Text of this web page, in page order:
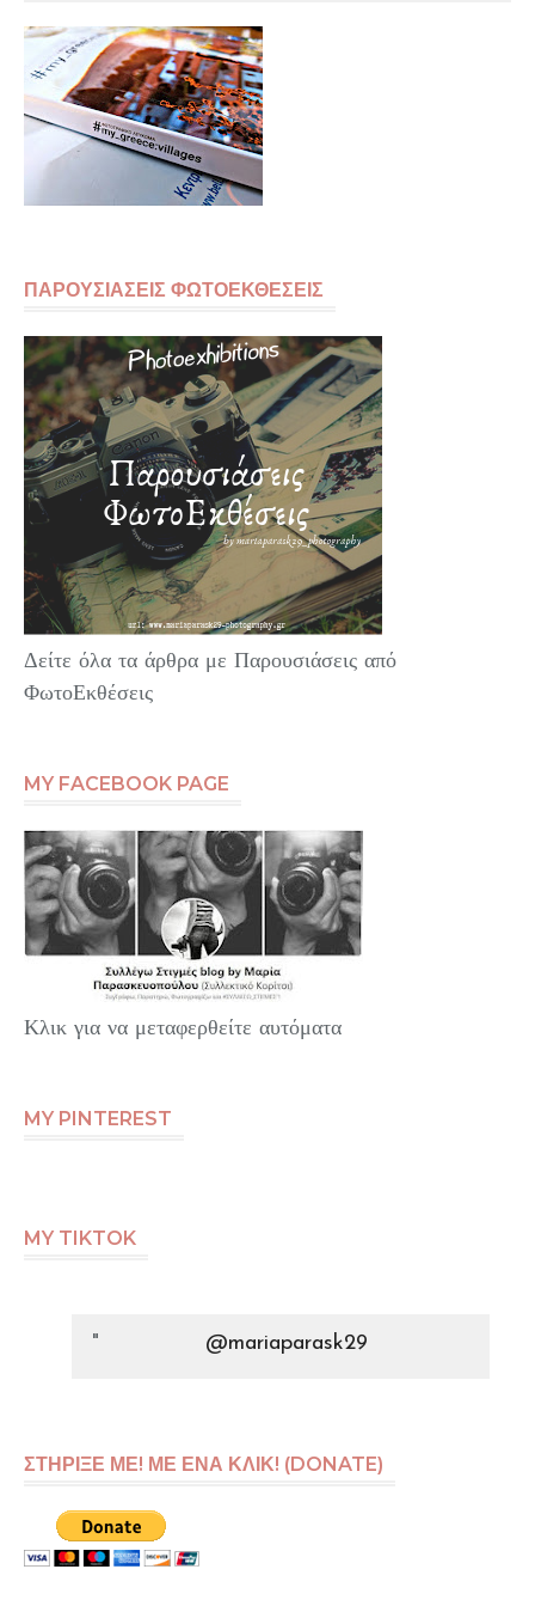
ΠΑΡΟΥΣΙΑΣΕΙΣ ΦΩΤΟΕΚΘΕΣΕΙΣ
Δείτε όλα τα άρθρα με Παρουσιάσεις από
ΦωτοΕκθέσεις
MY FACEBOOK PAGE
Κλικ για να μεταφερθείτε αυτόματα
MY PINTEREST
MY TIKTOK
@mariaparask29
ΣΤΗΡΙΞΕ ΜΕ! ΜΕ ΕΝΑ ΚΛΙΚ! (DONATE)